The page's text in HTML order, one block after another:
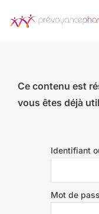
Ce contenu est
vous êtes déjà
Identifiant
Mot de